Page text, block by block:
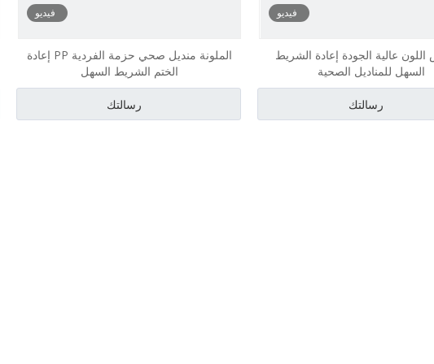
فيديو
الملونة منديل صحي حزمة الفردية PP إعادة
الختم الشريط السهل
رسالتك
فيديو
عالية الجودة إعادة الشريط
السهل للمناديل الصحية
رسالتك